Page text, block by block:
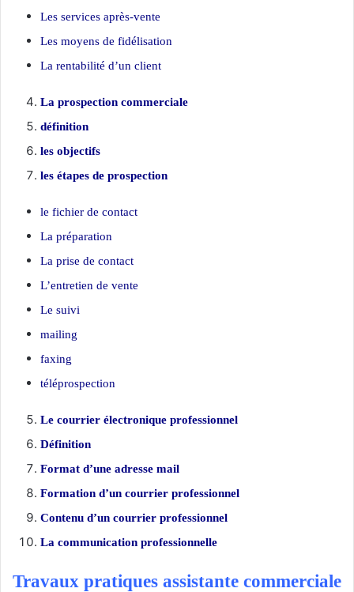
Les services après-vente
Les moyens de fidélisation
La rentabilité d’un client
La prospection commerciale
définition
les objectifs
les étapes de prospection
le fichier de contact
La préparation
La prise de contact
L’entretien de vente
Le suivi
mailing
faxing
téléprospection
Le courrier électronique professionnel
Définition
Format d’une adresse mail
Formation d’un courrier professionnel
Contenu d’un courrier professionnel
La communication professionnelle
Travaux pratiques assistante commerciale